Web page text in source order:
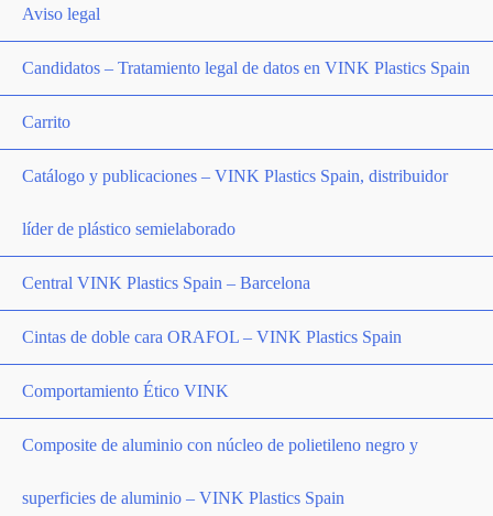
Aviso legal
Candidatos – Tratamiento legal de datos en VINK Plastics Spain
Carrito
Catálogo y publicaciones – VINK Plastics Spain, distribuidor
líder de plástico semielaborado
Central VINK Plastics Spain – Barcelona
Cintas de doble cara ORAFOL – VINK Plastics Spain
Comportamiento Ético VINK
Composite de aluminio con núcleo de polietileno negro y
superficies de alu­minio – VINK Plastics Spain